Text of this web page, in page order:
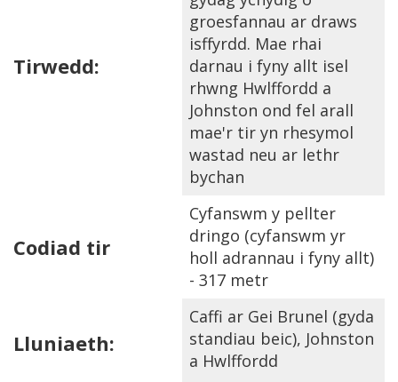
Tirwedd:
groesfannau ar draws
isffyrdd. Mae rhai
darnau i fyny allt isel
rhwng Hwlffordd a
Johnston ond fel arall
mae'r tir yn rhesymol
wastad neu ar lethr
bychan
Codiad tir
Cyfanswm y pellter
dringo (cyfanswm yr
holl adrannau i fyny allt)
- 317 metr
Lluniaeth:
Caffi ar Gei Brunel (gyda
standiau beic), Johnston
a Hwlffordd